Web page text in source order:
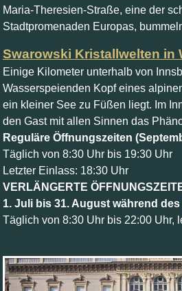
Maria-Theresien-Straße, eine der
Stadtpromenaden Europas,
Swarowski Kristallwelten in
Einige Kilometer unterhalb von
Wasserspeienden Kopf eines
ein kleiner See zu Füßen liegt. Im
den Gast mit allen Sinnen das
Reguläre Öffnungszeiten
Täglich von 8:30 Uhr bis 19:30 Uhr
Letzter Einlass: 18:30 Uhr
VERLÄNGERTE
1. Juli bis 31. August während des
Täglich von 8:30 Uhr bis 22:00 Uhr,